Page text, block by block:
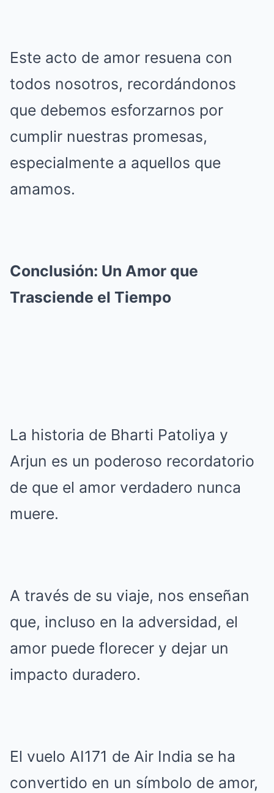
Este acto de amor resuena con
todos nosotros, recordándonos
que debemos esforzarnos por
cumplir nuestras promesas,
especialmente a aquellos que
amamos.
Conclusión: Un Amor que
Trasciende el Tiempo
La historia de Bharti Patoliya y
Arjun es un poderoso recordatorio
de que el amor verdadero nunca
muere.
A través de su viaje, nos enseñan
que, incluso en la adversidad, el
amor puede florecer y dejar un
impacto duradero.
El vuelo AI171 de Air India se ha
convertido en un símbolo de amor,